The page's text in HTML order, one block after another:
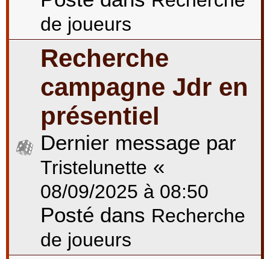
de joueurs
Recherche
campagne Jdr en
présentiel
Dernier message par
Tristelunette «
08/09/2025 à 08:50
Posté dans Recherche
de joueurs